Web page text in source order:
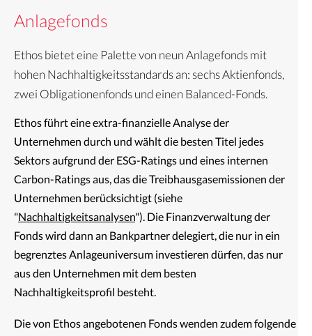
Anlagefonds
Ethos bietet eine Palette von neun Anlagefonds mit
hohen Nachhaltigkeitsstandards an: sechs Aktienfonds,
zwei Obligationenfonds und einen Balanced-Fonds.
Ethos führt eine extra-finanzielle Analyse der
Unternehmen durch und wählt die besten Titel jedes
Sektors aufgrund der ESG-Ratings und eines internen
Carbon-Ratings aus, das die Treibhausgasemissionen der
Unternehmen berücksichtigt (siehe
"Nachhaltigkeitsanalysen"). Die Finanzverwaltung der
Fonds wird dann an Bankpartner delegiert, die nur in ein
begrenztes Anlageuniversum investieren dürfen, das nur
aus den Unternehmen mit dem besten
Nachhaltigkeitsprofil besteht.
Die von Ethos angebotenen Fonds wenden zudem folgende